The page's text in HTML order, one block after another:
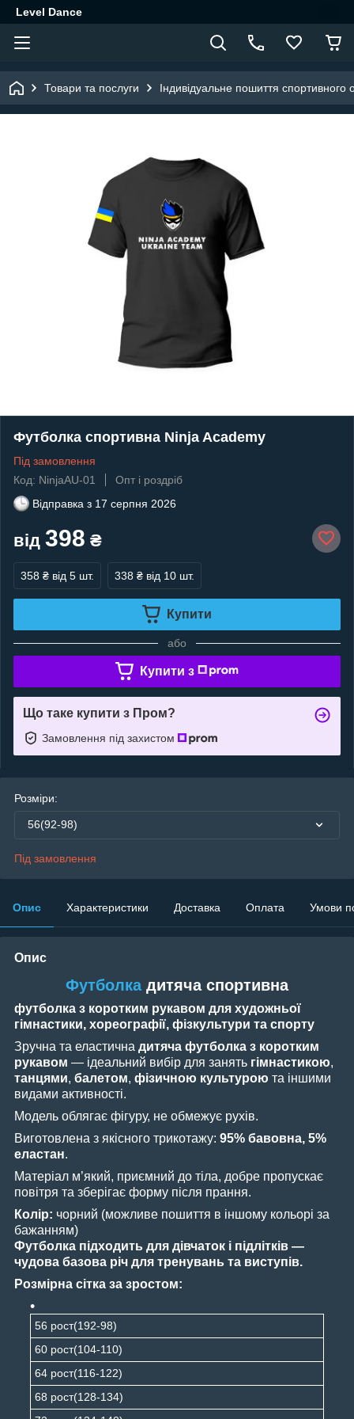
Level Dance
Товари та послуги Індивідуальне пошиття спортивного
Футболка спортивна Ninja Academy
Під замовлення
Код: NinjaAU-01
Опт і роздріб
Відправка з 17 серпня 2026
від 398 ₴
358 ₴ від 5 шт. 338 ₴ від 10 шт.
Купити
або
Купити з
Що таке купити з Пром?
Замовлення під захистом
Розміри:
56(92-98)
Під замовлення
Опис Характеристики Доставка Оплата Умови
Опис
Футболка дитячаспортивна
футболка з коротким рукавом для художньої
гімнастики, хореографії, фізкультури та спорту
Зручна та еластична дитяча футболка з коротким
рукавом — ідеальний вибір для занять гімнастикою,
танцями, балетом, фізичною культурою та іншими
видами активності.
Модель облягає фігуру, не обмежує рухів.
Виготовлена з якісного трикотажу: 95% бавовна, 5%
еластан.
Матеріал м’який, приємний до тіла, добре пропускає
повітря та зберігає форму після прання.
Колір: чорний (можливе пошиття в іншому кольорі за
бажанням)
Футболка підходить для дівчаток і підлітків —
чудова базова річ для тренувань та виступів.
Розмірна сітка за зростом:
56 рост(192-98)
60 рост(104-110)
64 рост(116-122)
68 рост(128-134)